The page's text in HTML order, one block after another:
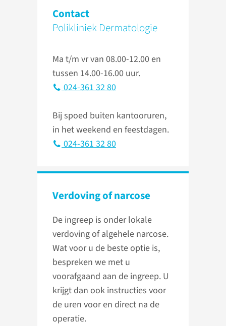
Contact
Polikliniek Dermatologie
Ma t/m vr van 08.00-12.00 en
tussen 14.00-16.00 uur.
024-361 32 80
Bij spoed buiten kantooruren,
in het weekend en feestdagen.
024-361 32 80
Verdoving of narcose
De ingreep is onder lokale
verdoving of algehele narcose.
Wat voor u de beste optie is,
bespreken we met u
voorafgaand aan de ingreep. U
krijgt dan ook instructies voor
de uren voor en direct na de
operatie.